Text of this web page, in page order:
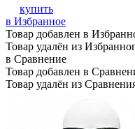
купить
в Избранное
Товар добавлен в
Товар удалён из
в Сравнение
Товар добавлен в
Товар удалён из